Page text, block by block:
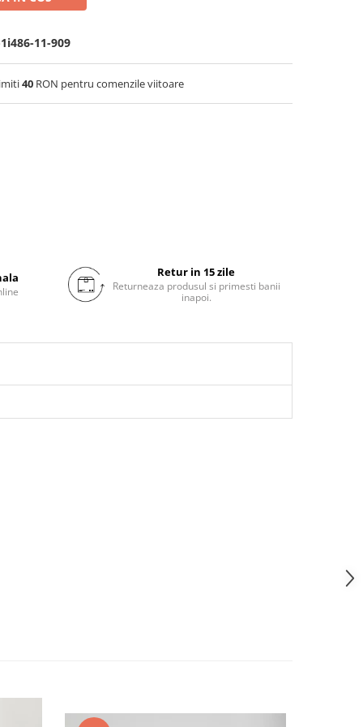
11-909
40 RON pentru comenzile viitoare
Retur in 15 zile
Returneaza produsul si primesti banii
inapoi.